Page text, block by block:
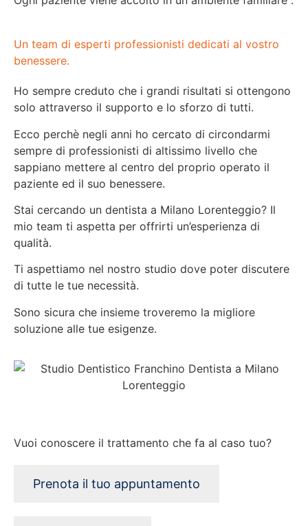
Un team di esperti professionisti dedicati al vostro
benessere.
Ho sempre creduto che i grandi risultati si ottengono
solo attraverso il supporto e lo sforzo di tutti.
Ecco perchè negli anni ho cercato di circondarmi
sempre di professionisti di altissimo livello che
sappiano mettere al centro del proprio operato il
paziente ed il suo benessere.
Stai cercando un dentista a Milano Lorenteggio? Il
mio team ti aspetta per offrirti un’esperienza di
qualità.
Ti aspettiamo nel nostro studio dove poter discutere
di tutte le tue necessità.
Sono sicura che insieme troveremo la migliore
soluzione alle tue esigenze.
Vuoi conoscere il trattamento che fa al caso tuo?
Prenota il tuo appuntamento